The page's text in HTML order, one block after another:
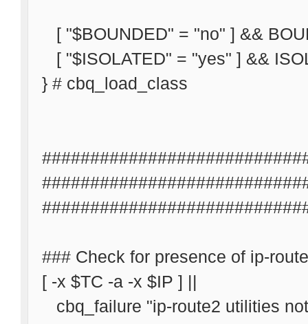
[ "$BOUNDED" = "no" ] &&
[ "$ISOLATED" = "yes" ] &&
} # cbq_load_class
### Check for presence of ip-
[ -x $TC -a -x $IP ] ||
cbq_failure "ip-route2 utilities